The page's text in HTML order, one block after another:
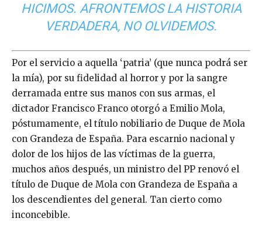
HICIMOS. AFRONTEMOS LA HISTORIA
VERDADERA, NO OLVIDEMOS.
Por el servicio a aquella ‘patria’ (que nunca podrá ser
la mía), por su fidelidad al horror y por la sangre
derramada entre sus manos con sus armas, el
dictador Francisco Franco otorgó a Emilio Mola,
póstumamente, el título nobiliario de Duque de Mola
con Grandeza de España. Para escarnio nacional y
dolor de los hijos de las víctimas de la guerra,
muchos años después, un ministro del PP renovó el
título de Duque de Mola con Grandeza de España a
los descendientes del general. Tan cierto como
inconcebible.